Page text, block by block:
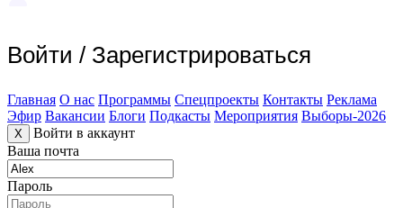
Войти / Зарегистрироваться
Главная О нас Программы Спецпроекты Контакты Реклама
Эфир Вакансии Блоги Подкасты Мероприятия Выборы-2026
X
Войти в аккаунт
Ваша почта
Пароль